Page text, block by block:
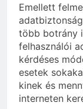
Emellett
több botrány
felhasználói
kérdéses
esetek
kinek és
interneten